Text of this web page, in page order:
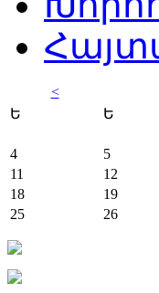
<
Ե
Ե
4 5
11
12
18
19
25
26